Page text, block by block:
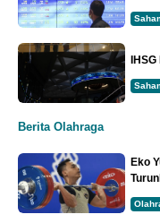
Berita Olahraga
Eko